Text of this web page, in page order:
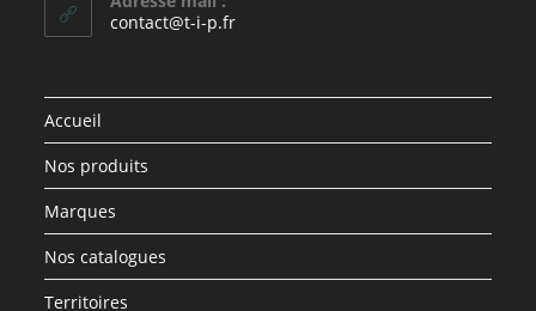
contact@t-i-p.fr
Accueil
Nos produits
Marques
Nos catalogues
Territoires